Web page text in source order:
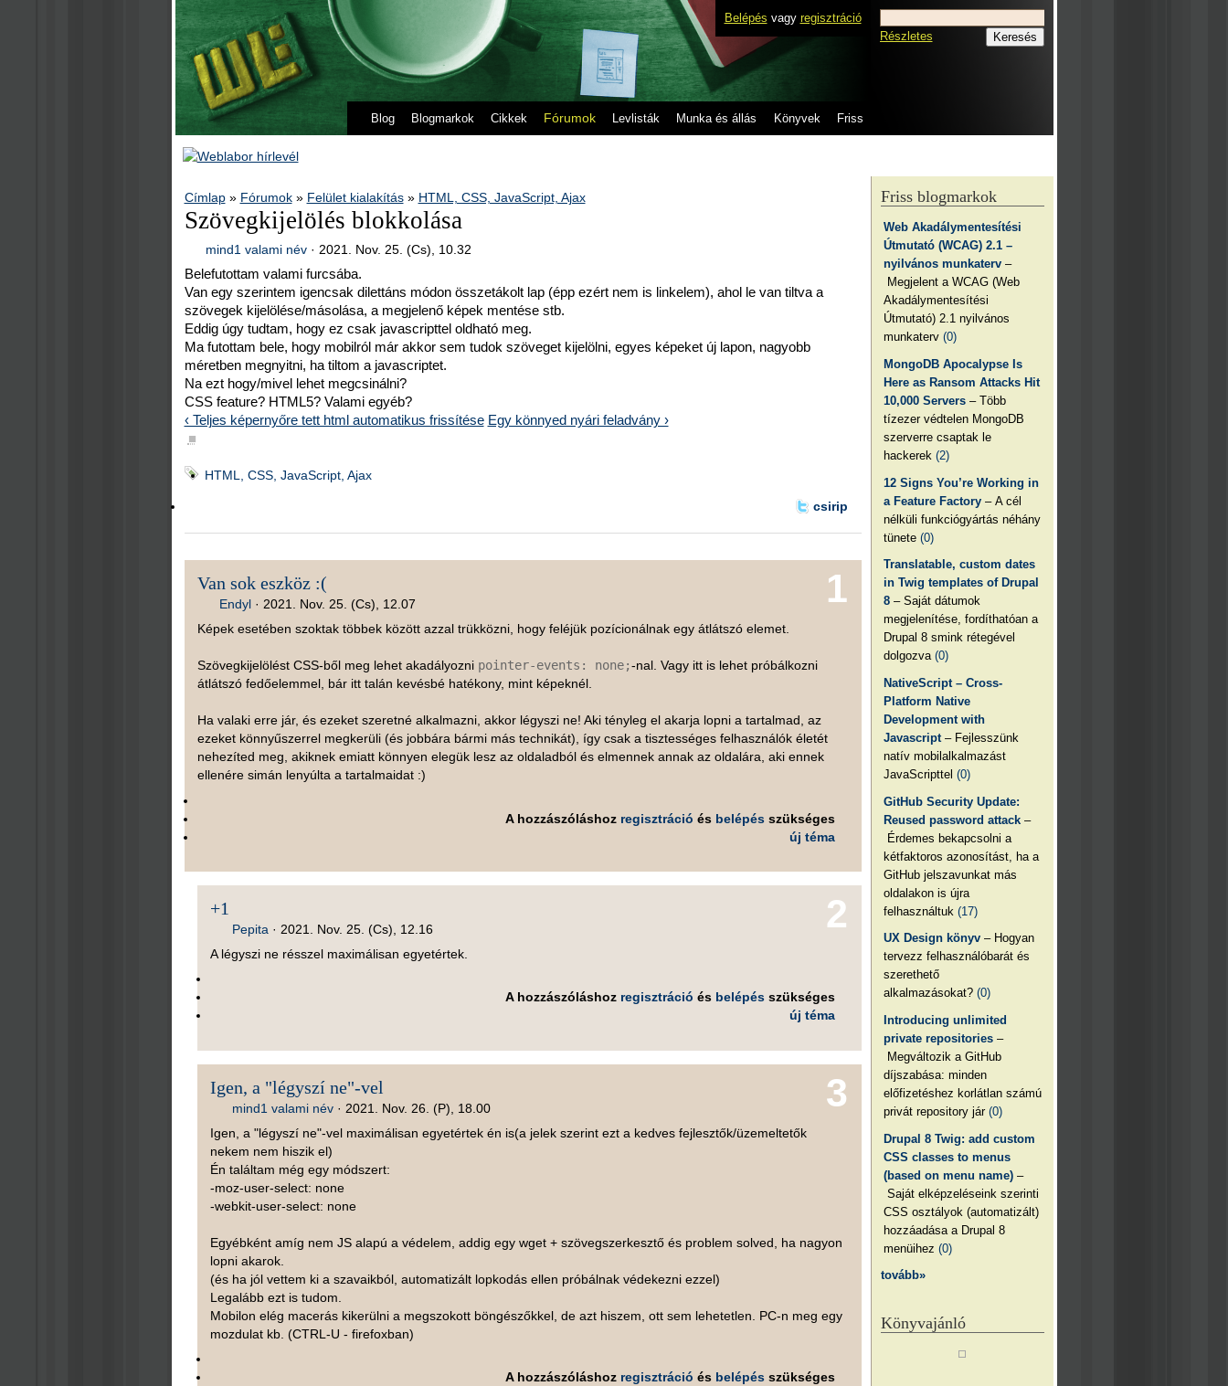
Belépés vagy regisztráció
Blog Blogmarkok Cikkek Fórumok Levlisták Munka és állás Könyvek Friss
Részletes
Címlap» Fórumok» Felület kialakítás» HTML, CSS, JavaScript, Ajax
Szövegkijelölés blokkolása
mind1 valami név · 2021. Nov. 25. (Cs), 10.32
Belefutottam valami furcsába.
Van egy szerintem igencsak dilettáns módon összetákolt lap (épp ezért nem is linkelem), ahol le van tiltva a
szövegek kijelölése/másolása, a megjelenő képek mentése stb.
Eddig úgy tudtam, hogy ez csak javascripttel oldható meg.
Ma futottam bele, hogy mobilról már akkor sem tudok szöveget kijelölni, egyes képeket új lapon, nagyobb
méretben megnyitni, ha tiltom a javascriptet.
Na ezt hogy/mivel lehet megcsinálni?
CSS feature? HTML5? Valami egyéb?
‹ Teljes képernyőre tett html automatikus frissítése Egy könnyed nyári feladvány ›
■
HTML, CSS, JavaScript, Ajax
csirip
1
Van sok eszköz :(
Endyl· 2021. Nov. 25. (Cs), 12.07
Képek esetében szoktak többek között azzal trükközni, hogy feléjük pozícionálnak egy átlátszó elemet.
Szövegkijelölést CSS-ből meg lehet akadályozni pointer-events: none;-nal. Vagy itt is lehet próbálkozni
átlátszó fedőelemmel, bár itt talán kevésbé hatékony, mint képeknél.
Ha valaki erre jár, és ezeket szeretné alkalmazni, akkor légyszi ne! Aki tényleg el akarja lopni a tartalmad, az
ezeket könnyűszerrel megkerüli (és jobbára bármi más technikát), így csak a tisztességes felhasználók életét
nehezíted meg, akiknek emiatt könnyen elegük lesz az oldaladból és elmennek annak az oldalára, aki ennek
ellenére simán lenyúlta a tartalmaidat :)
A hozzászóláshoz regisztráció és belépésszükséges
új téma
2
+1
Pepita · 2021. Nov. 25. (Cs), 12.16
A légyszi ne résszel maximálisan egyetértek.
A hozzászóláshoz regisztráció és belépésszükséges
új téma
3
Igen, a "légyszí ne"-vel
mind1 valami név · 2021. Nov. 26. (P), 18.00
Igen, a "légyszí ne"-vel maximálisan egyetértek én is(a jelek szerint ezt a kedves fejlesztők/üzemeltetők
nekem nem hiszik el)
Én találtam még egy módszert:
-moz-user-select: none
-webkit-user-select: none
Egyébként amíg nem JS alapú a védelem, addig egy wget + szövegszerkesztő és problem solved, ha nagyon
lopni akarok.
(és ha jól vettem ki a szavaikból, automatizált lopkodás ellen próbálnak védekezni ezzel)
Legalább ezt is tudom.
Mobilon elég macerás kikerülni a megszokott böngészőkkel, de azt hiszem, ott sem lehetetlen. PC-n meg egy
mozdulat kb. (CTRL-U - firefoxban)
A hozzászóláshoz regisztráció és belépésszükséges
Friss blogmarkok
Web Akadálymentesítési
Útmutató (WCAG) 2.1 –
nyilvános munkaterv –
Megjelent a WCAG (Web
Akadálymentesítési
Útmutató) 2.1 nyilvános
munkaterv(0)
MongoDB Apocalypse Is
Here as Ransom Attacks Hit
10,000 Servers – Több
tízezer védtelen MongoDB
szerverre csaptak le
hackerek(2)
12 Signs You’re Working in
a Feature Factory – A cél
nélküli funkciógyártás néhány
tünete(0)
Translatable, custom dates
in Twig templates of Drupal
8 – Saját dátumok
megjelenítése, fordíthatóan a
Drupal 8 smink rétegével
dolgozva(0)
NativeScript – Cross-
Platform Native
Development with
Javascript – Fejlesszünk
natív mobilalkalmazást
JavaScripttel(0)
GitHub Security Update:
Reused password attack –
Érdemes bekapcsolni a
kétfaktoros azonosítást, ha a
GitHub jelszavunkat más
oldalakon is újra
felhasználtuk(17)
UX Design könyv – Hogyan
tervezz felhasználóbarát és
szerethető
alkalmazásokat?(0)
Introducing unlimited
private repositories –
Megváltozik a GitHub
díjszabása: minden
előfizetéshez korlátlan számú
privát repository jár(0)
Drupal 8 Twig: add custom
CSS classes to menus
(based on menu name) –
Saját elképzeléseink szerinti
CSS osztályok (automatizált)
hozzáadása a Drupal 8
menüihez(0)
tovább»
Könyvajánló